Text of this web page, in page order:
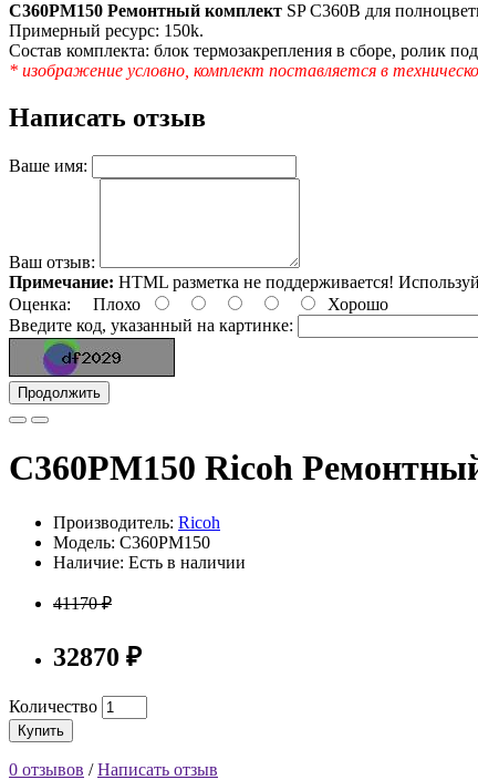
C360PM150 Ремонтный комплект SP C360B для
Примерный ресурс: 150k.
Состав комплекта: блок термозакрепления в сборе, ролик
* изображение условно, комплект поставляется в
Написать отзыв
Ваше имя:
Ваш отзыв:
Примечание: HTML разметка не поддерживается!
Оценка: Плохо
Хорошо
Введите код, указанный на картинке:
Продолжить
C360PM150 Ricoh
Производитель: Ricoh
Модель: C360PM150
Наличие: Есть в наличии
41170 ₽
32870 ₽
Количество
Купить
0 отзывов /Написать отзыв